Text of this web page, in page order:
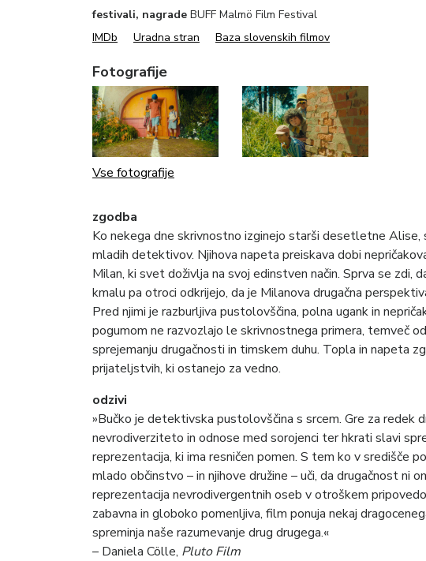
festivali, nagrade BUFF Malmö Film Festival
IMDb
Uradna stran Baza slovenskih filmov
Fotografije
Vse fotografije
zgodba
Ko nekega dne skrivnostno izginejo starši desetletne Alise,
mladih detektivov. Njihova napeta preiskava dobi
Milan, ki svet doživlja na svoj edinstven način. Sprva se zdi,
kmalu pa otroci odkrijejo, da je Milanova drugačna
Pred njimi je razburljiva pustolovščina, polna ugank in
pogumom ne razvozlajo le skrivnostnega primera, temveč
sprejemanju drugačnosti in timskem duhu. Topla in napeta
prijateljstvih, ki ostanejo za vedno.
odzivi
»Bučko je detektivska pustolovščina s srcem. Gre za redek
nevrodiverziteto in odnose med sorojenci ter hkrati slavi
reprezentacija, ki ima resničen pomen. S tem ko v središče
mlado občinstvo – in njihove družine – uči, da drugačnost ni
reprezentacija nevrodivergentnih oseb v otroškem
zabavna in globoko pomenljiva, film ponuja nekaj
spreminja naše razumevanje drug drugega.«
– Daniela Cölle, Pluto Film